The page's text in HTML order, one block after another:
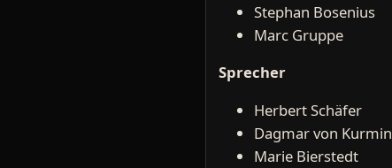
Stephan Bosenius
Marc Gruppe
Sprecher
Herbert Schäfer
Dagmar von Kurmin
Marie Bierstedt